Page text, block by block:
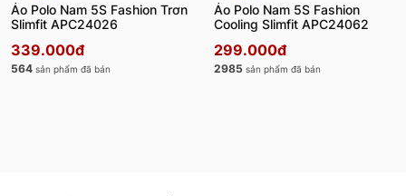
Áo Polo Nam 5S Fashion Trơn
Slimfit APC24026
339.000đ
564 sản phẩm đã bán
Áo Polo Nam 5S Fashion
Cooling Slimfit APC24062
299.000đ
2985 sản phẩm đã bán